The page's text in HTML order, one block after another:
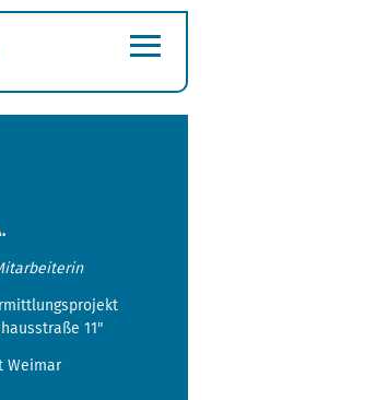
≡
11"
Weimar